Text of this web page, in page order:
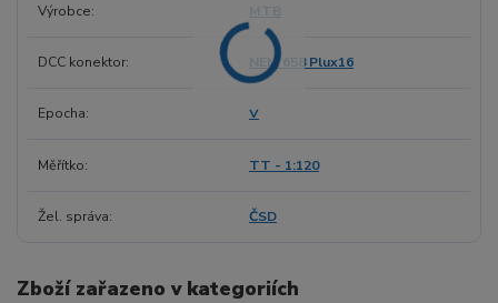
Výrobce
DCC konektor NEM 658 Plux16
Epocha V
Měřítko TT - 1:120
Žel. správa ČSD
Zboží zařazeno v kategoriích